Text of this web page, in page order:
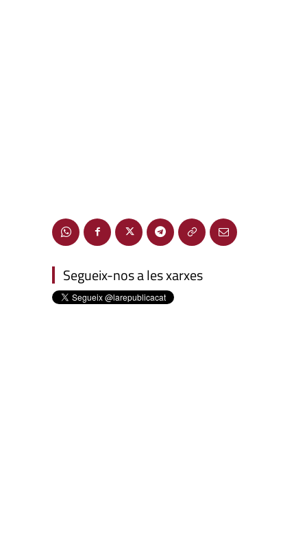
Segueix-nos a les xarxes